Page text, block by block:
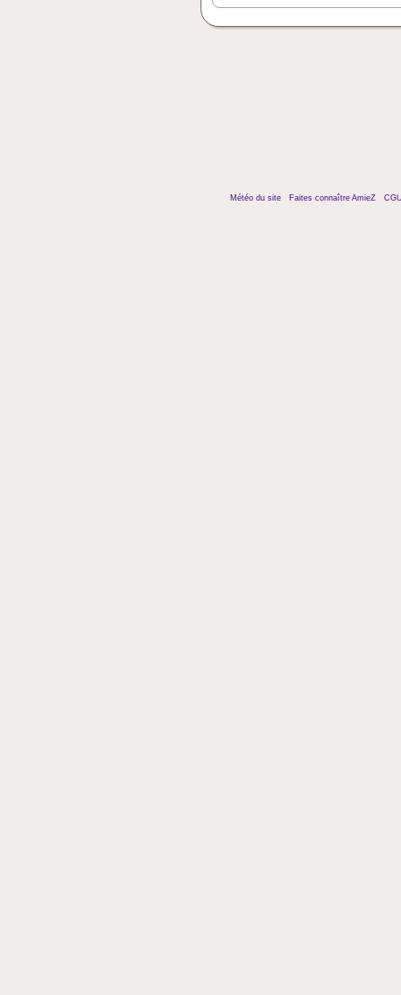
Météo du site Faites connaître AmieZ